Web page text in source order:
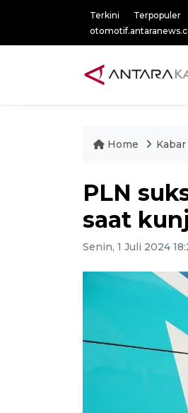
Terkini Terpopuler
Home
PLN
saat
Senin, 1 Juli 2024